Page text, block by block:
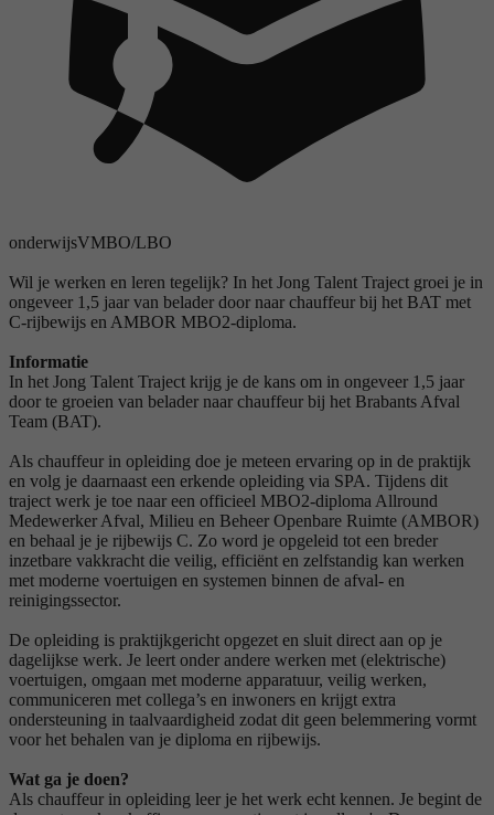
onderwijsVMBO/LBO
Wil je werken en leren tegelijk? In het Jong Talent Traject groei je in
ongeveer 1,5 jaar van belader door naar chauffeur bij het BAT met
C-rijbewijs en AMBOR MBO2-diploma.
Informatie
In het Jong Talent Traject krijg je de kans om in ongeveer 1,5 jaar
door te groeien van belader naar chauffeur bij het Brabants Afval
Team (BAT).
Als chauffeur in opleiding doe je meteen ervaring op in de praktijk
en volg je daarnaast een erkende opleiding via SPA. Tijdens dit
traject werk je toe naar een officieel MBO2-diploma Allround
Medewerker Afval, Milieu en Beheer Openbare Ruimte (AMBOR)
en behaal je je rijbewijs C. Zo word je opgeleid tot een breder
inzetbare vakkracht die veilig, efficiënt en zelfstandig kan werken
met moderne voertuigen en systemen binnen de afval- en
reinigingssector.
De opleiding is praktijkgericht opgezet en sluit direct aan op je
dagelijkse werk. Je leert onder andere werken met (elektrische)
voertuigen, omgaan met moderne apparatuur, veilig werken,
communiceren met collega’s en inwoners en krijgt extra
ondersteuning in taalvaardigheid zodat dit geen belemmering vormt
voor het behalen van je diploma en rijbewijs.
Wat ga je doen?
Als chauffeur in opleiding leer je het werk echt kennen. Je begint de